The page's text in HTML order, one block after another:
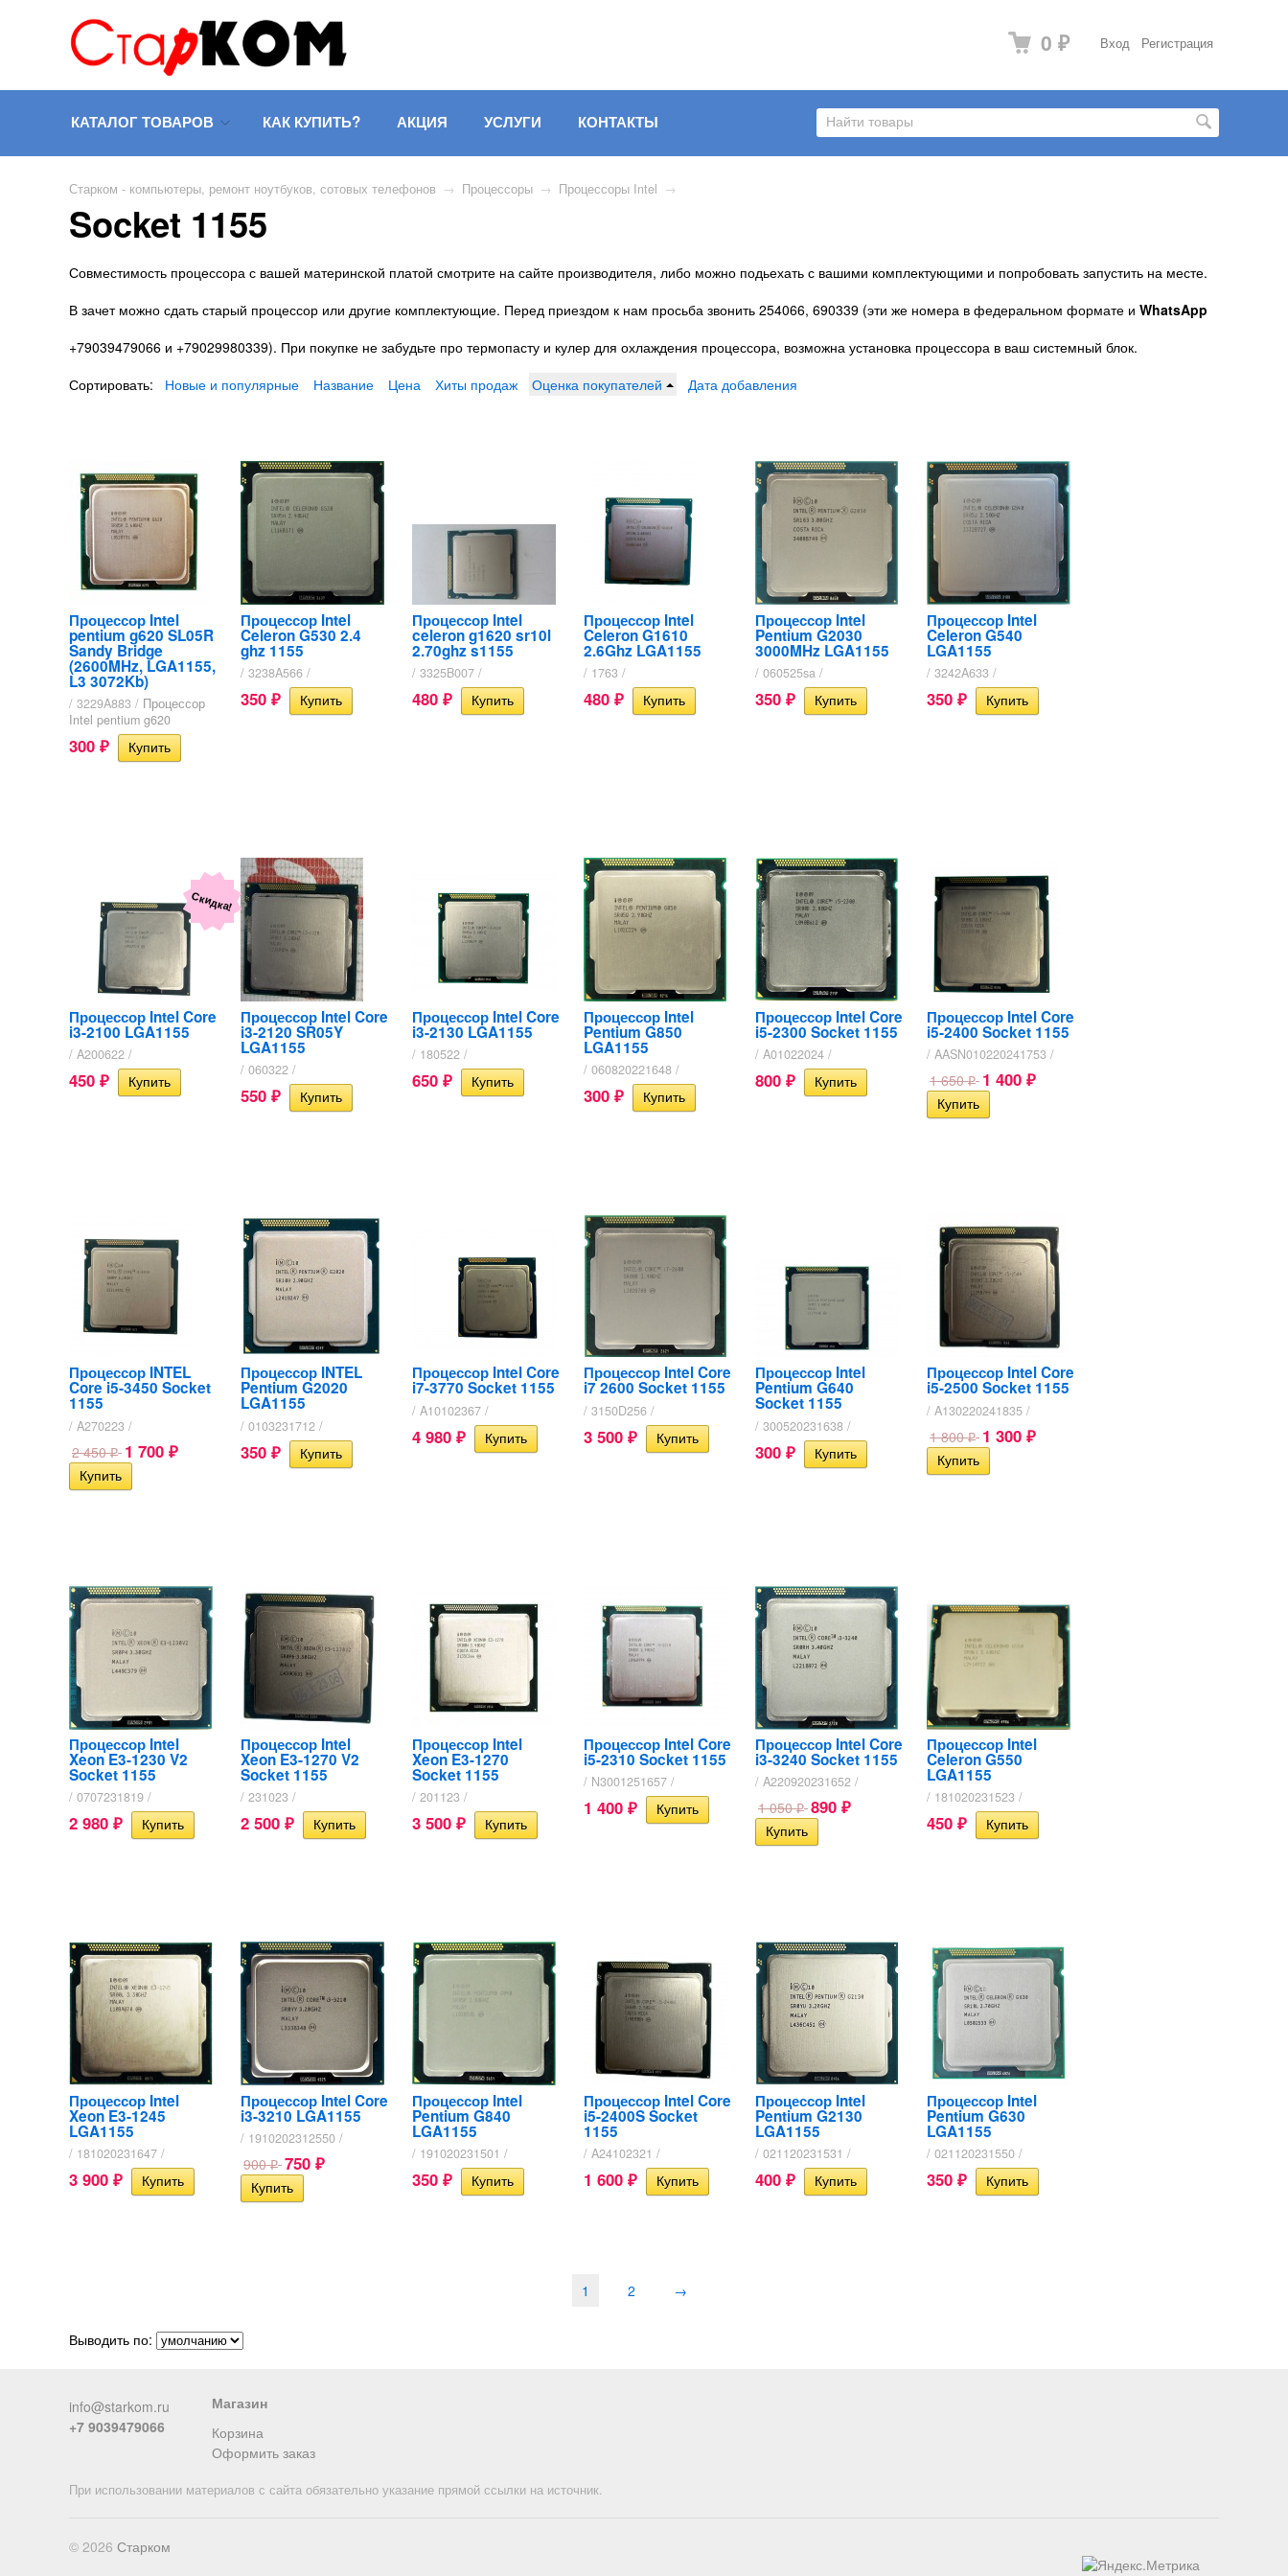
Вход Регистрация
0 ₽
КАТАЛОГ ТОВАРОВ КАК КУПИТЬ? АКЦИЯ УСЛУГИ КОНТАКТЫ
Старком - компьютеры, ремонт ноутбуков, сотовых телефонов → Процессоры → Процессоры Intel →
Socket 1155
Совместимость процессора с вашей материнской платой смотрите на сайте производителя, либо можно подьехать с вашими комплектующими и попробовать запустить на месте.
В зачет можно сдать старый процессор или другие комплектующие. Перед приездом к нам просьба звонить 254066, 690339 (эти же номера в федеральном формате и WhatsApp
+79039479066 и +79029980339). При покупке не забудьте про термопасту и кулер для охлаждения процессора, возможна установка процессора в ваш системный блок.
Сортировать:
Новые и популярные Название Цена Хиты продаж Оценка покупателей Дата добавления
Процессор Intel
pentium g620 SL05R
Sandy Bridge
(2600MHz, LGA1155,
L3 3072Kb)
/ 3229A883 / Процессор
Intel pentium g620
300 ₽
Процессор Intel
Celeron G530 2.4
ghz 1155
/ 3238A566 /
350 ₽
Процессор Intel
celeron g1620 sr10l
2.70ghz s1155
/ 3325B007 /
480 ₽
Процессор Intel
Celeron G1610
2.6Ghz LGA1155
/ 1763 /
480 ₽
Процессор Intel
Pentium G2030
3000MHz LGA1155
/ 060525sa /
350 ₽
Процессор Intel
Celeron G540
LGA1155
/ 3242A633 /
350 ₽
Скидка!
Процессор Intel Core
i3-2100 LGA1155
/ A200622 /
450 ₽
Процессор Intel Core
i3-2120 SR05Y
LGA1155​
/ 060322 /
550 ₽
Процессор Intel Core
i3-2130 LGA1155
/ 180522 /
650 ₽
Процессор Intel
Pentium G850
LGA1155
/ 060820221648 /
300 ₽
Процессор Intel Core
i5-2300 Socket 1155
/ A01022024 /
800 ₽
Процессор Intel Core
i5-2400 Socket 1155
/ AASN010220241753 /
1 650₽ 1 400 ₽
Процессор INTEL
Core i5-3450 Socket
1155​
/ A270223 /
2 450₽ 1 700 ₽
Процессор INTEL
Pentium G2020
LGA1155
/ 0103231712 /
350 ₽
Процессор Intel Core
i7-3770 Socket 1155
/ A10102367 /
4 980 ₽
Процессор Intel Core
i7 2600 Socket 1155​
/ 3150D256 /
3 500 ₽
Процессор Intel
Pentium G640
Socket 1155
/ 300520231638 /
300 ₽
Процессор Intel Core
i5-2500 Socket 1155
/ A130220241835 /
1 800₽ 1 300 ₽
Процессор Intel
Xeon E3-1230 V2
Socket 1155
/ 0707231819 /
2 980 ₽
Процессор Intel
Xeon E3-1270 V2
Socket 1155
/ 231023 /
2 500 ₽
Процессор Intel
Xeon E3-1270
Socket 1155
/ 201123 /
3 500 ₽
Процессор Intel Core
i5-2310 Socket 1155
/ N3001251657 /
1 400 ₽
Процессор Intel Core
i3-3240 Socket 1155
/ A220920231652 /
1 050₽ 890 ₽
Процессор Intel
Celeron G550
LGA1155
/ 181020231523 /
450 ₽
Процессор Intel
Xeon E3-1245
LGA1155
/ 181020231647 /
3 900 ₽
Процессор Intel Core
i3-3210 LGA1155
/ 1910202312550 /
900₽ 750 ₽
Процессор Intel
Pentium G840
LGA1155
/ 191020231501 /
350 ₽
Процессор Intel Core
i5-2400S Socket
1155
/ A24102321 /
1 600 ₽
Процессор Intel
Pentium G2130
LGA1155
/ 021120231531 /
400 ₽
Процессор Intel
Pentium G630
LGA1155
/ 021120231550 /
350 ₽
1 2 →
Выводить по:
info@starkom.ru
+7 9039479066
Магазин
Корзина
Оформить заказ
При использовании материалов с сайта обязательно указание прямой ссылки на источник.
© 2026 Старком